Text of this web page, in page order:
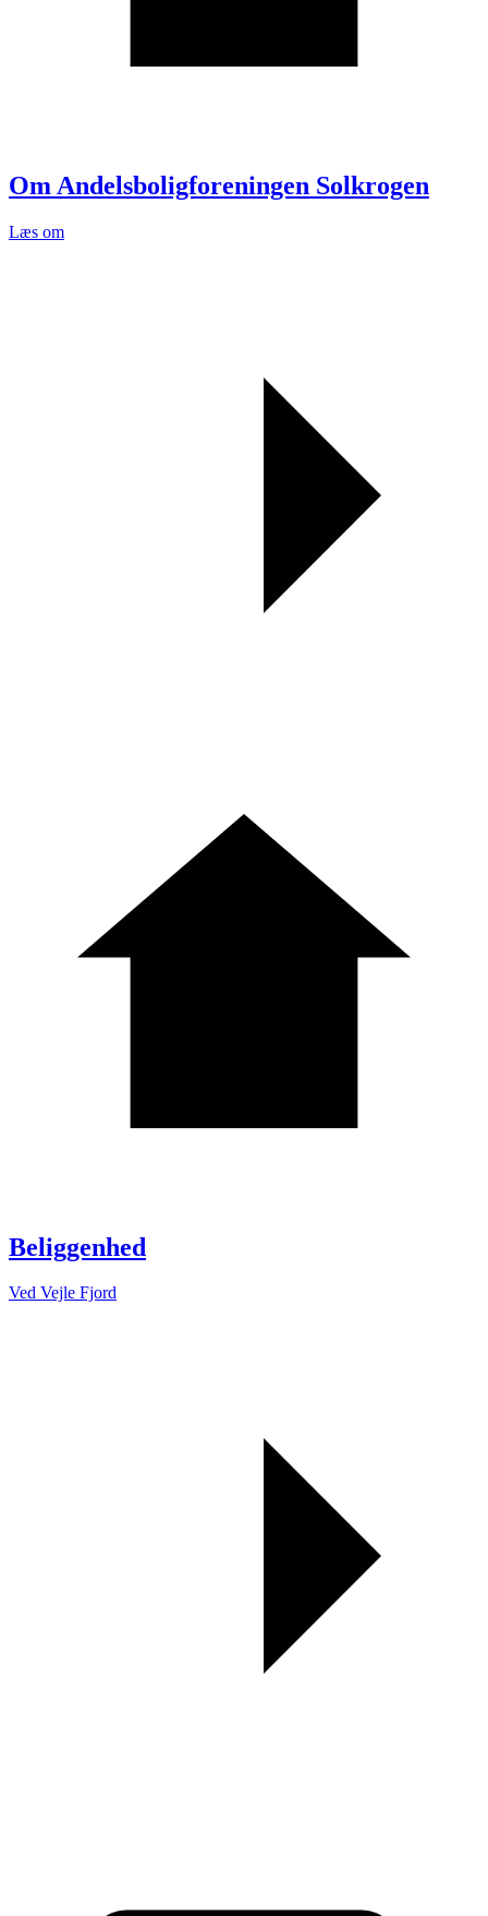
Om Andelsboligforeningen Solkrogen
Læs om
Beliggenhed
Ved Vejle Fjord